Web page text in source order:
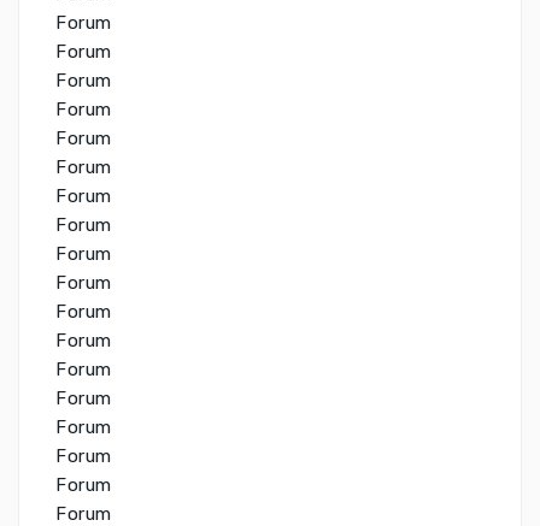
Forum
Forum
Forum
Forum
Forum
Forum
Forum
Forum
Forum
Forum
Forum
Forum
Forum
Forum
Forum
Forum
Forum
Forum